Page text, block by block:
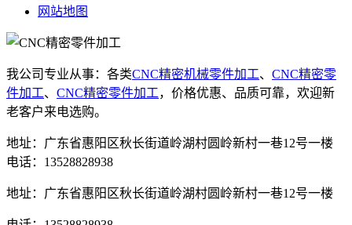
网站地图
我公司专业从事：各类CNC精密机械零件加工、 CNC精密零
件加工、 CNC精密零件加工，价格优惠、品质可靠，欢迎新
老客户来电选购。
地址：广东省惠阳区秋长街道岭湖村圆岭新村一巷12号一楼
电话：13528828938
地址：广东省惠阳区秋长街道岭湖村圆岭新村一巷12号一楼